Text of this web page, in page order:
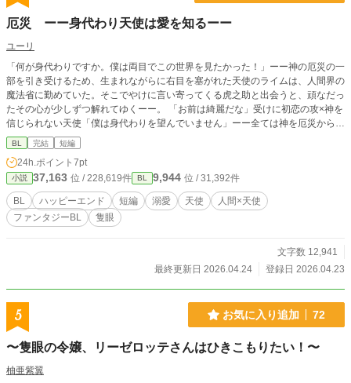
厄災 ーー身代わり天使は愛を知るーー
ユーリ
「何が身代わりですか。僕は両目でこの世界を見たかった！」ーー神の厄災の一
部を引き受けるため、生まれながらに右目を塞がれた天使のライムは、人間界の
魔法省に勤めていた。そこでやけに言い寄ってくる虎之助と出会うと、頑なだっ
たその心が少しずつ解れてゆくーー。 「お前は綺麗だな」受けに初恋の攻×神を
信じられない天使「僕は身代わりを望んでいません」ーー全ては神を厄災から守
るため。「けれども僕は神を憎む」。
BL 完結 短編
24h.ポイント 7pt
小説 37,163 位 / 228,619件 BL 9,944 位 / 31,392件
BL ハッピーエンド 短編 溺愛 天使
人間×天使
ファンタジーBL
隻眼
文字数 12,941
最終更新日 2026.04.24
登録日 2026.04.23
5 お気に入り追加 72
〜隻眼の令嬢、リーゼロッテさんはひきこもりたい！〜
柚亜紫翼